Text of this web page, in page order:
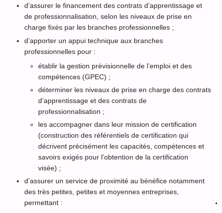
d’assurer le financement des contrats d’apprentissage et
de professionnalisation, selon les niveaux de prise en
charge fixés par les branches professionnelles ;
d’apporter un appui technique aux branches
professionnelles pour :
établir la gestion prévisionnelle de l’emploi et des
compétences (GPEC) ;
déterminer les niveaux de prise en charge des contrats
d’apprentissage et des contrats de
professionnalisation ;
les accompagner dans leur mission de certification
(construction des référentiels de certification qui
décrivent précisément les capacités, compétences et
savoirs exigés pour l’obtention de la certification
visée) ;
d’assurer un service de proximité au bénéfice notamment
des très petites, petites et moyennes entreprises,
permettant :